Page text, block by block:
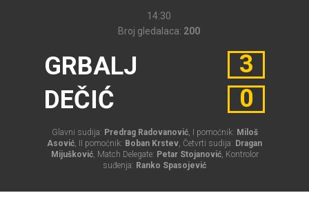
14:30
Broj gledalaca: 200
GRBALJ
DEČIĆ
3
0
Glavni sudija: Predrag Radovanović, I pomoćnik: Miloš
Asović, II pomoćnik: Boban Krstev, Četvrti sudija: Dragan
Mijušković, Match Delegate: Petar Stojanović, Kontrolor
suđenja: Ranko Spasojević